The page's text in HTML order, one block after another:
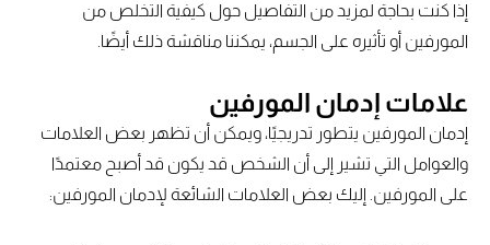
إذا كنت بحاجة لمزيد من التفاصيل حول كيفية التخلص من
المورفين أو تأثيره على الجسم، يمكننا مناقشة ذلك أيضًا.
علامات إدمان المورفين
إدمان المورفين يتطور تدريجيًا، ويمكن أن تظهر بعض العلامات
والعوامل التي تشير إلى أن الشخص قد يكون قد أصبح معتمدًا
على المورفين. إليك بعض العلامات الشائعة لإدمان المورفين: